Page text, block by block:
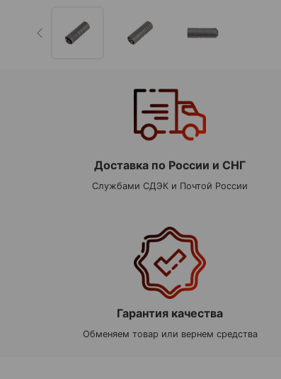
Доставка по России и СНГ
Службами СДЭК и Почтой России
Гарантия качества
Обменяем товар или вернем средства